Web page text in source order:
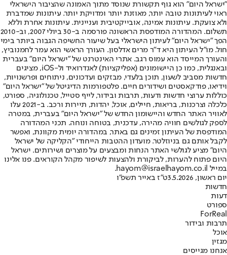
"ישראל היום" הוא גוף תקשורת שנוסד מתוך האמונה שהציבור הישראלי
ראוי לעיתונות טובה יותר, מאוזנת יותר ומדויקת יותר. עיתונות שמדברת
ולא צועקת. עיתונות אמינה, אובייקטיבית ועניינית. עיתונות אחרת וללא
תשלום. המהדורה המודפסת הראשונה פורסמה ב-30 ביולי 2007, וב-2010
הפך "ישראל היום" לעיתון הישראלי בעל שיעור החשיפה הגבוה ביותר בימי
חול. מו"ל העיתון היא ד"ר מרים אדלסון. העורך הראשי הוא עמר לחמנוביץ,
והעורך המייסד הוא עמוס רגב. אתרי האינטרנט של "ישראל היום" בעברית
ובאנגלית, כמו כן היישומונים (אפליקציות) לאנדרואיד ול-iOS, מציגים
חדשות מסביב לשעון, תוכן בלעדי, מבזקים ועדכונים, ניתוחים ופרשנויות,
וידיאו, פודקאסטים ושידורים חיים. פלטפורמות הדיגיטל של "ישראל היום"
כוללות ערוצי חדשות ודעות, תרבות ובידור, לייף סטייל, טכנולוגיה, ספורט,
כלכלה וצרכנות, בריאות, חיילים, אוכל, יהדות, תיירות ורכב. ב-2021 עלו
לאוויר האתר החדש והיישומון החדש של "ישראל היום" בעברית, במטרה
לספק לגולשים חוויה מהירה, עדכנית, בטוחה ונוחה. תכני המהדורה
המודפסת של העיתון זמינים גם באתר, במהדורה יומית מקוונת, ואפשר
לקבל אותם גם בניוזלטר. מועדון ההטבות הייחודי "הקליקה של ישראל
היום" מציע לגולשי האתר הנחות ומבצעים על מוצרים ושירותים. ישראל
היום פתוח להערות, לביקורת ולהצעות לשיפור מקהל הקוראים. פנו אלינו
במייל hayom@israelhayom.co.il.
יום ראשון, 3.5.2026
ט"ז באייר תשפ"ו
חדשות
דעות
ספורט
ForReal
תרבות ובידור
אוכל
מגזין
אנחנו מגייסים